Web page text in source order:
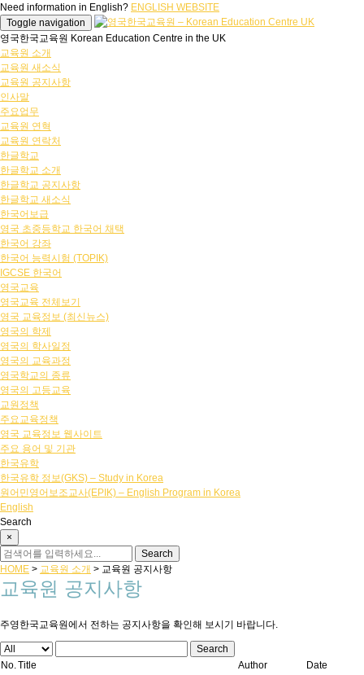
Need information in English? ENGLISH WEBSITE
Toggle navigation
영국한국교육원 Korean Education Centre in the UK
교육원 소개
교육원 새소식
교육원 공지사항
인사말
주요업무
교육원 연혁
교육원 연락처
한글학교
한글학교 소개
한글학교 공지사항
한글학교 새소식
한국어보급
영국 초중등학교 한국어 채택
한국어 강좌
한국어 능력시험 (TOPIK)
IGCSE 한국어
영국교육
영국교육 전체보기
영국 교육정보 (최신뉴스)
영국의 학제
영국의 학사일정
영국의 교육과정
영국학교의 종류
영국의 고등교육
교원정책
주요교육정책
영국 교육정보 웹사이트
주요 용어 및 기관
한국유학
한국유학 정보(GKS) – Study in Korea
원어민영어보조교사(EPIK) – English Program in Korea
English
Search
×
HOME > 교육원 소개 > 교육원 공지사항
교육원 공지사항
주영한국교육원에서 전하는 공지사항을 확인해 보시기 바랍니다.
Search
No.Title Author Date